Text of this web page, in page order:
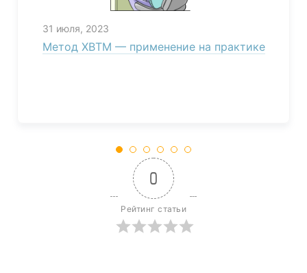
31 июля, 2023
Метод XBTM — применение на практике
0
Рейтинг статьи